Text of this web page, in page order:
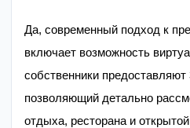
Да, современный подход к
включает возможность
собственники предоставляют
позволяющий детально
отдыха, ресторана и